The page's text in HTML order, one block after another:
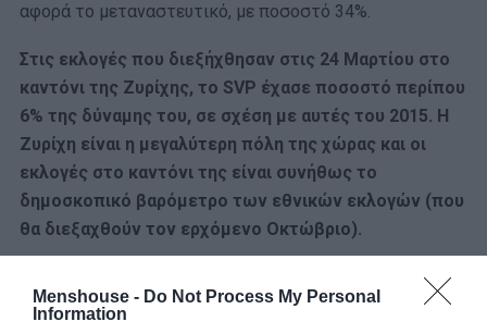
Menshouse - Do Not Process My Personal
Information
αφορά το μεταναστευτικό, με ποσοστό 34%.
Στις εκλογές που διεξήχθησαν στις 24 Μαρτίου στο
καντόνι της Ζυρίχης, το SVP έχασε ποσοστό περίπου
6% της δύναμης του, σε σχέση με αυτές του 2015. H
Ζυρίχη είναι η μεγαλύτερη πόλη της χώρας και οι
εκλογές στο καντόνι της είναι συνήθως το
δημοσκοπικό βαρόμετρο των εθνικών εκλογών (που
θα διεξαχθούν τον ερχόμενο Οκτώβριο).
Σύμφωνα με τον ελβετικό Τύπο, οι λαϊκιστές έχουν
βρεθεί προ εκπλήξεως και δεν ξέρουν πώς να